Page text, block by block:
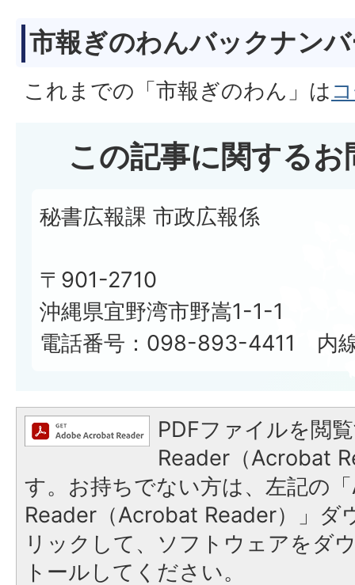
市報ぎのわんバックナン
これまでの「市報ぎのわん」は
この記事に関する
秘書広報課 市政広報係
〒901-2710
沖縄県宜野湾市野嵩1-1-1
電話番号：098-893-4411 内
PDFファイルを閲
Reader（Acrobat
す。お持ちでない方は、左記の
Reader（Acrobat Reader）」ダ
リックして、ソフトウェアをダ
トールしてください。